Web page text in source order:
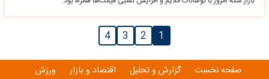
1
2
3
4
صفحه نخست گزارش و تحلیل اقتصاد و بازار
ورزش